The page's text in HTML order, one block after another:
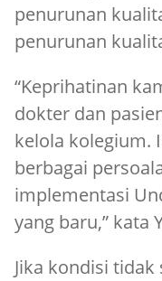
penurunan
penurunan
“Keprihatinan
dokter dan
kelola kolegium.
berbagai
implementasi
yang baru,” kata
Jika kondisi